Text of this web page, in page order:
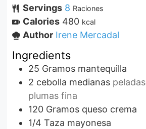
Servings 8 Raciones
Calories 480 kcal
Author Irene Mercadal
Ingredients
25 Gramos mantequilla
2 cebolla medianas
plumas fina
120 Gramos queso crema
1/4 Taza mayonesa